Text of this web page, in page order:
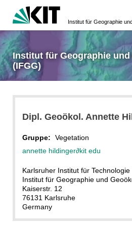
Institut für Geographie
(IFGG)
Dipl. Geoökol. Annette
Gruppe:
Vegetation
annette hildinger∂kit edu
Karlsruher Institut für Technologie
Institut für Geographie und
Kaiserstr. 12
76131 Karlsruhe
Germany